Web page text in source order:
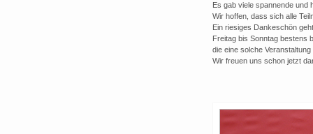
Es gab viele spannende und
Wir hoffen, dass sich alle
Ein riesiges Dankeschön
Freitag bis Sonntag bestens
die eine solche
Wir freuen uns schon jetzt